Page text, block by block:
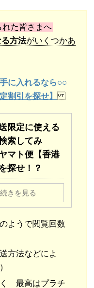
た皆さまへ
方法がいくつかあ
に入れるなら○○
割引を探せ】
限定に使える
索してみ
マト便【香港
探せ！？
続きを見る
ようで閲覧回数
方法などによ
最高はプラチ